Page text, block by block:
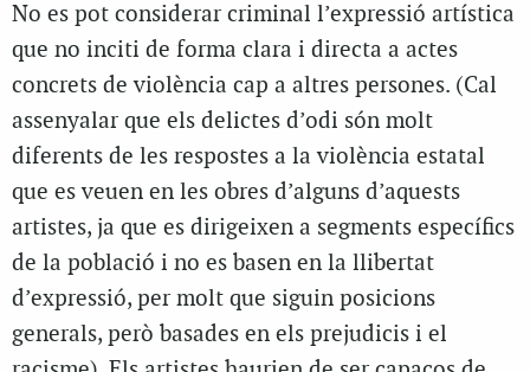
No es pot considerar criminal l’expressió artística
que no inciti de forma clara i directa a actes
concrets de violència cap a altres persones. (Cal
assenyalar que els delictes d’odi són molt
diferents de les respostes a la violència estatal
que es veuen en les obres d’alguns d’aquests
artistes, ja que es dirigeixen a segments específics
de la població i no es basen en la llibertat
d’expressió, per molt que siguin posicions
generals, però basades en els prejudicis i el